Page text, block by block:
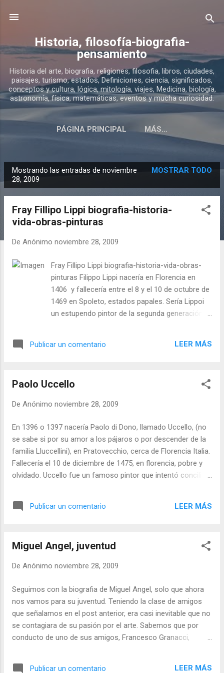
Historia, filosofía-biografia-
pensamiento
Historia del arte, biografia, religiones, filosofia, libros, ciudades,
paisajes, turismo, estados, Definiciones, ciencia, significados,
conceptos y cultura, lógica, mitología, viajes, Medicina, biología,
astronomía, física, matemáticas, eventos y mucha curiosidad.
PÁGINA PRINCIPAL MÁS…
n
Mostrando las entradas de noviembre
28, 2009
MOSTRAR TODO
Fray Fillipo Lippi biografia-historia-
vida-obras-pinturas
De Anónimo noviembre 28, 2009
Fray Fillipo Lippi biografia-historia-vida-obras-
pinturas Filippo Lippi nacería en Florencia en
1406 y fallecería entre el 8 y el 10 de octubre de
1469 en Spoleto, estados papales. Sería Lippoi
un estupendo pintor de la segunda generación
Publicar un comentario LEER MÁS
Paolo Uccello
De Anónimo noviembre 28, 2009
En 1396 o 1397 nacería Paolo di Dono, llamado Uccello, (no
se sabe si por su amor a los pájaros o por descender de la
familia Lluccellini), en Pratovecchio, cerca de Florencia Italia.
Fallecería el 10 de diciembre de 1475, en florencia, pobre y
olvidado. Uccello fue un famoso pintor que intentó conciliar
temprano. Para el año de 1407 sabemos que Paolo Uccello
es aprendiz en el taller del escultor Ghiberti , teniendo tan
año siguiente se une al gremio oficial de pintores de
un pintor independiente pero trabaja con Ghiberti. Algunos
claustro del antiguo claustro de Santa Maria Novella pero los
especialistas no concuerdan en esto. Entre 1425-1430
Uccello trabaja en los mosaicos de San ...
Publicar un comentario LEER MÁS
Miguel Angel, juventud
De Anónimo noviembre 28, 2009
Seguimos con la biografia de Miguel Angel, solo que ahora
nos vamos para su juventud. Teniendo la clase de amigos
que señalamos en el post anterior, era casi inevitable que no
se contagiara de su pasión por el arte. Sabemos que por
conducto de uno de sus amigos, Francesco Granacci,
Publicar un comentario LEER MÁS